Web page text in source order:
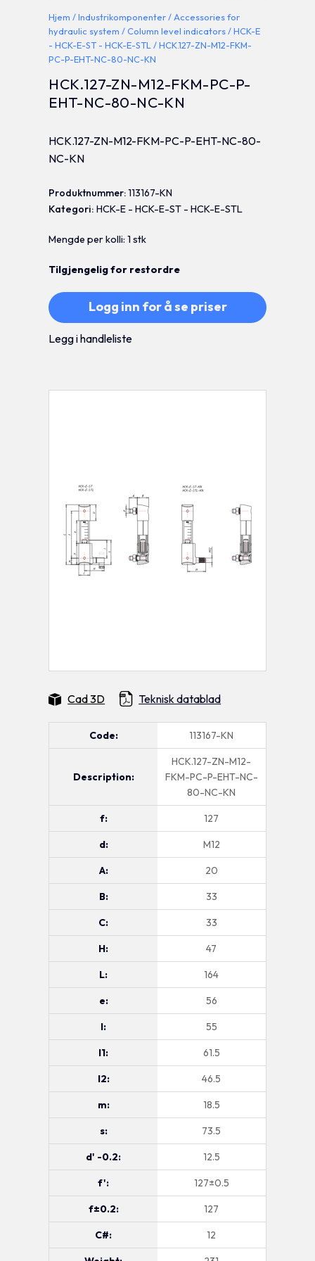
Hjem /Industrikomponenter/ Accessories for
hydraulic system /Column level indicators/HCK-E
- HCK-E-ST - HCK-E-STL / HCK.127-ZN-M12-FKM-
PC-P-EHT-NC-80-NC-KN
HCK.127-ZN-M12-FKM-PC-P-
EHT-NC-80-NC-KN
HCK.127-ZN-M12-FKM-PC-P-EHT-NC-80-
NC-KN
Produktnummer:113167-KN
Kategori:HCK-E - HCK-E-ST - HCK-E-STL
Mengde per kolli: 1 stk
Tilgjengelig for restordre
Logg inn for å se priser
Legg i handleliste
Code: 113167-KN
Description:
HCK.127-ZN-M12-
FKM-PC-P-EHT-NC-
80-NC-KN
f: 127
d: M12
A: 20
B: 33
C: 33
H: 47
L: 164
e: 56
l: 55
l1: 61.5
l2: 46.5
m: 18.5
s: 73.5
d' -0.2: 12.5
f': 127±0.5
f±0.2: 127
C#: 12
Cad 3D Teknisk datablad